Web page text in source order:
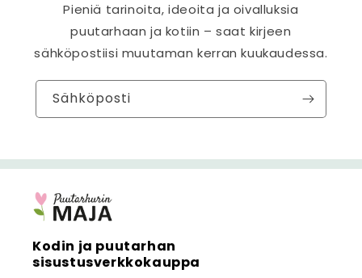
Pieniä tarinoita, ideoita ja oivalluksia
puutarhaan ja kotiin – saat kirjeen
sähköpostiisi muutaman kerran kuukaudessa.
Sähköposti
Kodin ja puutarhan
sisustusverkkokauppa